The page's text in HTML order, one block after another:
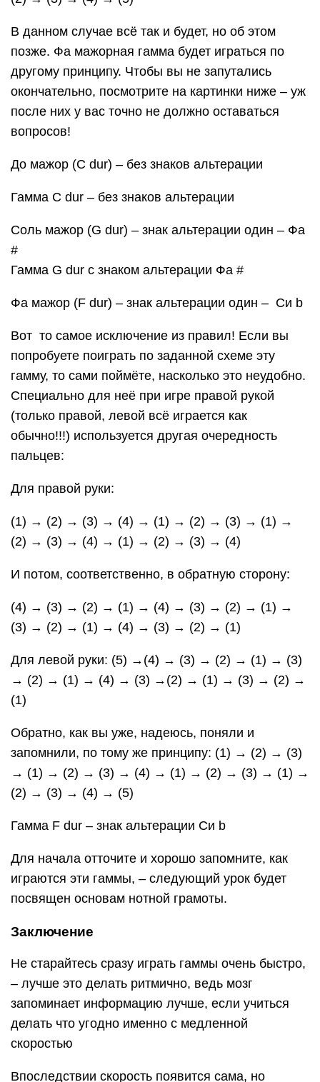
В данном случае всё так и будет, но об этом
позже. Фа мажорная гамма будет играться по
другому принципу. Чтобы вы не запутались
окончательно, посмотрите на картинки ниже – уж
после них у вас точно не должно оставаться
вопросов!
До мажор (C dur) – без знаков альтерации
Гамма C dur – без знаков альтерации
Соль мажор (G dur) – знак альтерации один – Фа
#
Гамма G dur с знаком альтерации Фа #
Фа мажор (F dur) – знак альтерации один – Си b
Вот то самое исключение из правил! Если вы
попробуете поиграть по заданной схеме эту
гамму, то сами поймёте, насколько это неудобно.
Специально для неё при игре правой рукой
(только правой, левой всё играется как
обычно!!!) используется другая очередность
пальцев:
Для правой руки:
(1) → (2) → (3) → (4) → (1) → (2) → (3) → (1) →
(2) → (3) → (4) → (1) → (2) → (3) → (4)
И потом, соответственно, в обратную сторону:
(4) → (3) → (2) → (1) → (4) → (3) → (2) → (1) →
(3) → (2) → (1) → (4) → (3) → (2) → (1)
Для левой руки: (5) →(4) → (3) → (2) → (1) → (3)
→ (2) → (1) → (4) → (3) →(2) → (1) → (3) → (2) →
(1)
Обратно, как вы уже, надеюсь, поняли и
запомнили, по тому же принципу: (1) → (2) → (3)
→ (1) → (2) → (3) → (4) → (1) → (2) → (3) → (1) →
(2) → (3) → (4) → (5)
Гамма F dur – знак альтерации Си b
Для начала отточите и хорошо запомните, как
играются эти гаммы, – следующий урок будет
посвящен основам нотной грамоты.
Заключение
Не старайтесь сразу играть гаммы очень быстро,
– лучше это делать ритмично, ведь мозг
запоминает информацию лучше, если учиться
делать что угодно именно с медленной
скоростью
Впоследствии скорость появится сама, но